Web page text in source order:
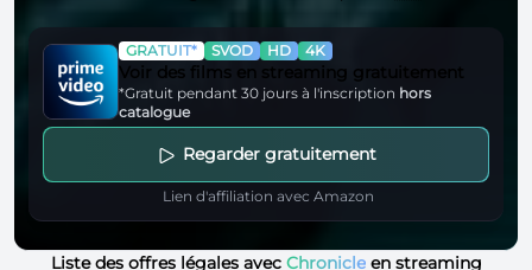
GRATUIT* SVOD HD 4K
Voir des films en streaming gratuitement
*Gratuit pendant 30 jours à l'inscription hors
catalogue
Regarder gratuitement
Lien d'affiliation avec Amazon
Liste des offres légales avec Chronicleen streaming